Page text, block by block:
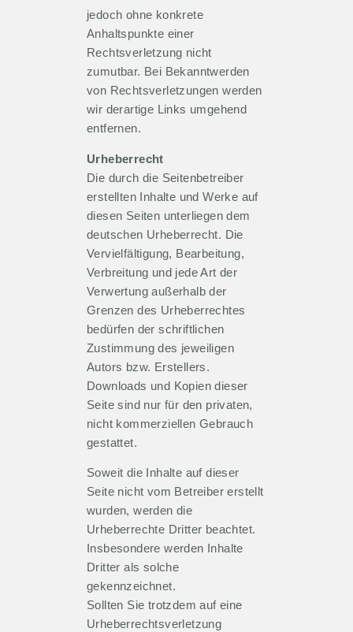
jedoch ohne konkrete
Anhaltspunkte einer
Rechtsverletzung nicht
zumutbar. Bei Bekanntwerden
von Rechtsverletzungen werden
wir derartige Links umgehend
entfernen.
Urheberrecht
Die durch die Seitenbetreiber
erstellten Inhalte und Werke auf
diesen Seiten unterliegen dem
deutschen Urheberrecht. Die
Vervielfältigung, Bearbeitung,
Verbreitung und jede Art der
Verwertung außerhalb der
Grenzen des Urheberrechtes
bedürfen der schriftlichen
Zustimmung des jeweiligen
Autors bzw. Erstellers.
Downloads und Kopien dieser
Seite sind nur für den privaten,
nicht kommerziellen Gebrauch
gestattet.
Soweit die Inhalte auf dieser
Seite nicht vom Betreiber erstellt
wurden, werden die
Urheberrechte Dritter beachtet.
Insbesondere werden Inhalte
Dritter als solche
gekennzeichnet.
Sollten Sie trotzdem auf eine
Urheberrechtsverletzung